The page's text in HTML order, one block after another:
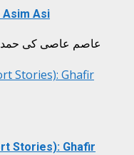
Asim Asi
عاصم عاصی کی حمد،
Stories): Ghafir
Stories): Ghafir